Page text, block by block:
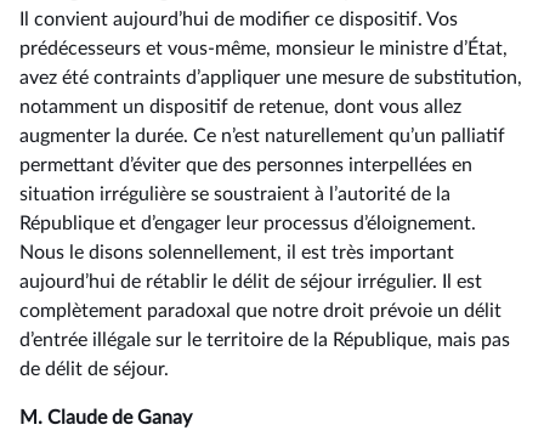
Il convient aujourd’hui de modifier ce dispositif. Vos
prédécesseurs et vous-même, monsieur le ministre d’État,
avez été contraints d’appliquer une mesure de substitution,
notamment un dispositif de retenue, dont vous allez
augmenter la durée. Ce n’est naturellement qu’un palliatif
permettant d’éviter que des personnes interpellées en
situation irrégulière se soustraient à l’autorité de la
République et d’engager leur processus d’éloignement.
Nous le disons solennellement, il est très important
aujourd’hui de rétablir le délit de séjour irrégulier. Il est
complètement paradoxal que notre droit prévoie un délit
d’entrée illégale sur le territoire de la République, mais pas
de délit de séjour.
M. Claude de Ganay